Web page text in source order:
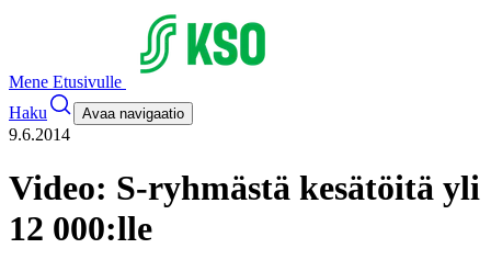
Mene Etusivulle
Haku
Avaa navigaatio
9.6.2014
Video: S-ryhmästä kesätöitä yli
12 000:lle